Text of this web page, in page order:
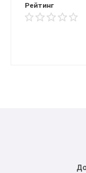
Рейтинг